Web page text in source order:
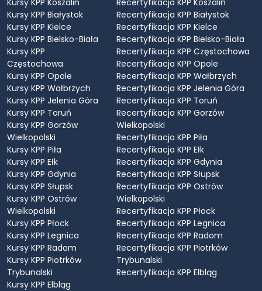
Kursy KPP Białystok
Kursy KPP Kielce
Kursy KPP Bielsko-Biała
Kursy KPP
Częstochowa
Kursy KPP Opole
Kursy KPP Wałbrzych
Kursy KPP Jelenia Góra
Kursy KPP Toruń
Kursy KPP Gorzów
Wielkopolski
Kursy KPP Piła
Kursy KPP Ełk
Kursy KPP Gdynia
Kursy KPP Słupsk
Kursy KPP Ostrów
Wielkopolski
Kursy KPP Płock
Kursy KPP Legnica
Kursy KPP Radom
Kursy KPP Piotrków
Trybunalski
Kursy KPP Elbląg
Recertyfikacja KPP Białystok
Recertyfikacja KPP Kielce
Recertyfikacja KPP Bielsko-Biała
Recertyfikacja KPP Częstochowa
Recertyfikacja KPP Opole
Recertyfikacja KPP Wałbrzych
Recertyfikacja KPP Jelenia Góra
Recertyfikacja KPP Toruń
Recertyfikacja KPP Gorzów
Wielkopolski
Recertyfikacja KPP Piła
Recertyfikacja KPP Ełk
Recertyfikacja KPP Gdynia
Recertyfikacja KPP Słupsk
Recertyfikacja KPP Ostrów
Wielkopolski
Recertyfikacja KPP Płock
Recertyfikacja KPP Legnica
Recertyfikacja KPP Radom
Recertyfikacja KPP Piotrków
Trybunalski
Recertyfikacja KPP Elbląg